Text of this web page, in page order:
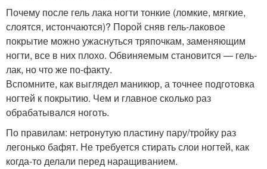
Почему после гель лака ногти тонкие (ломкие, мягкие,
слоятся, истончаются)? Порой сняв гель-лаковое
покрытие можно ужаснуться тряпочкам, заменяющим
ногти, все в них плохо. Обвиняемым становится — гель-
лак, но что же по-факту.
Вспомните, как выглядел маникюр, а точнее подготовка
ногтей к покрытию. Чем и главное сколько раз
обрабатывался ноготь.
По правилам: нетронутую пластину пару/тройку раз
легонько бафят. Не требуется стирать слои ногтей, как
когда-то делали перед наращиванием.